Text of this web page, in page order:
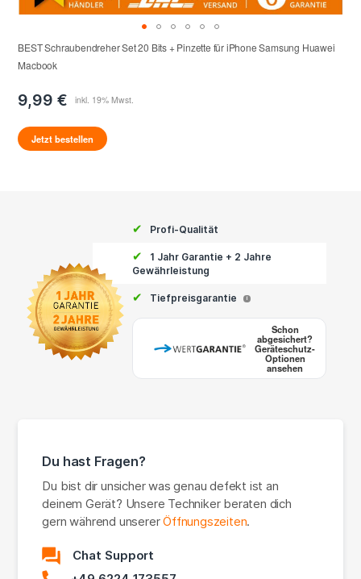
BEST Schraubendreher Set 20 Bits + Pinzette für iPhone Samsung Huawei
Macbook
9,99 €
Jetzt bestellen
✔ Profi-Qualität
✔
1 Jahr Garantie + 2 Jahre
Gewährleistung
✔ Tiefpreisgarantie i
Schon
abgesichert?
Geräteschutz-
Optionen
ansehen
Du hast Fragen?
Du bist dir unsicher was genau defekt ist an
deinem Gerät? Unsere Techniker beraten dich
gern während unsererÖffnungszeiten.
Chat Support